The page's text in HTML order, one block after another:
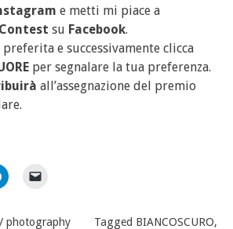
e metti mi piace a
su Facebook.
e successivamente clicca
per segnalare la tua preferenza.
all’assegnazione del premio
photography Tagged BIANCOSCURO,